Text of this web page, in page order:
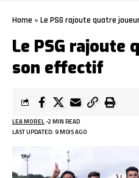
Home » Le PSG rajoute quatre
Le PSG rajoute
son effectif
LAST UPDATED: 9 MOIS AGO
LEA MOREL 2 MIN READ